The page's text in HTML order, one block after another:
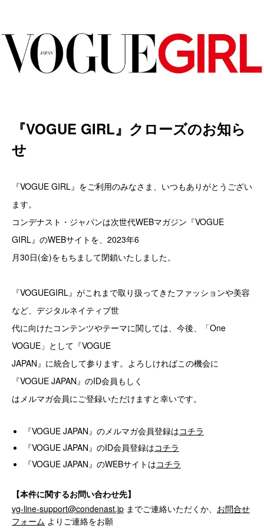
『VOGUE GIRL』クローズのお知ら
せ
『VOGUE GIRL』をご利用のみなさま、いつもありがとうござい
ます。
コンデナスト・ジャパンは次世代WEBマガジン『VOGUE
GIRL』のWEBサイトを、2023年6
月30日(金)をもちまして閉鎖いたしました。
『VOGUEGIRL』がこれまで取り扱ってきたファッションや美容
など、デジタルネイティブ世
代に向けたコンテンツやテーマに関しては、今後、「One
VOGUE」として『VOGUE
JAPAN』に統合して参ります。よろしければこの機会に
『VOGUE JAPAN』のID会員もしく
はメルマガ会員にご登録いただけますと幸いです。
『VOGUE JAPAN』のメルマガ会員登録はコチラ
『VOGUE JAPAN』のID会員登録はコチラ
『VOGUE JAPAN』のWEBサイトはコチラ
【本件に関するお問い合わせ先】
vg-line-support@condenast.jp までご連絡いただくか、 お問合せ
フォーム よりご連絡をお願